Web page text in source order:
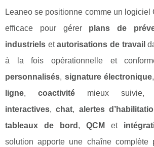
Leaneo se positionne comme un logiciel
efficace pour gérer plans de
industriels etautorisations de travail
à la fois opérationnelle et
personnalisés, signature électronique,
ligne,coactivité mieux suivie,
interactives,chat, alertes
tableaux de bord , QCM et
solution apporte une chaîne complète